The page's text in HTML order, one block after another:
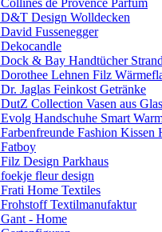
Collines de Provence Parfum
D&T Design Wolldecken
David Fussenegger
Dekocandle
Dock & Bay Handtücher
Dorothee Lehnen Filz
Dr. Jaglas Feinkost Getränke
DutZ Collection Vasen aus Glas
Evolg Handschuhe Smart
Farbenfreunde Fashion Kissen
Fatboy
Filz Design Parkhaus
foekje fleur design
Frati Home Textiles
Frohstoff Textilmanufaktur
Gant - Home